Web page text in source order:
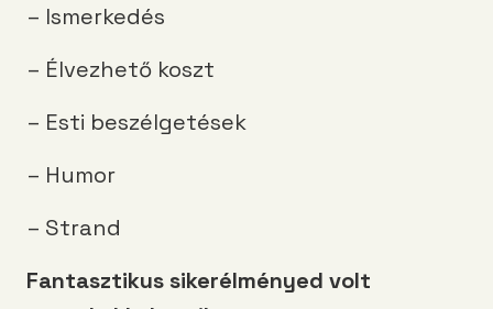
– Ismerkedés
– Élvezhető koszt
– Esti beszélgetések
– Humor
– Strand
Fantasztikus sikerélményed volt